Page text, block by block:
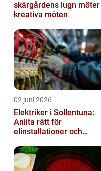
skärgårdens lugn möter
kreativa möten
02 juni 2026
Elektriker i Sollentuna:
Anlita rätt för
elinstallationer och